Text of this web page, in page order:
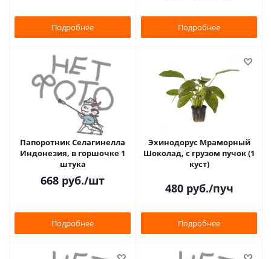
Подробнее Подробнее
Папоротник Селагинелла
Индонезия, в горшочке 1
штука
668 руб./шт
Подробнее
Эхинодорус Мраморный
Шоколад, с грузом пучок (1
куст)
480руб./пуч
Подробнее